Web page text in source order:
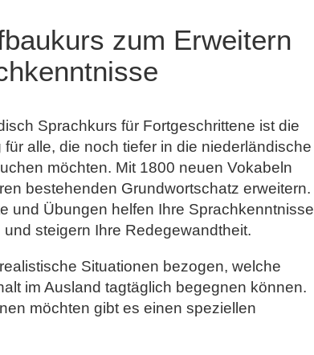
zum Erweitern
Sprachkurs für Fortgeschrittene ist die
alle, die noch tiefer in die niederländische
möchten. Mit 1800 neuen Vokabeln
bestehenden Grundwortschatz erweitern.
und Übungen helfen Ihre Sprachkenntnisse
und steigern Ihre Redegewandtheit.
Situationen bezogen, welche
im Ausland tagtäglich begegnen können.
möchten gibt es einen speziellen